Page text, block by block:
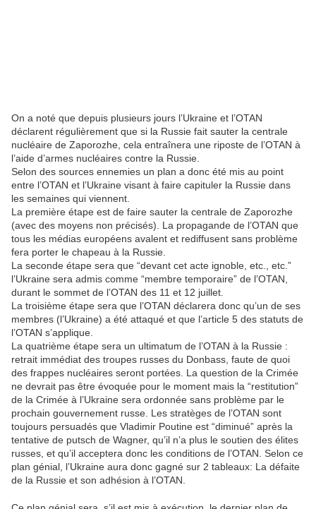
On a noté que depuis plusieurs jours l’Ukraine et l’OTAN
déclarent régulièrement que si la Russie fait sauter la centrale
nucléaire de Zaporozhe, cela entraînera une riposte de l’OTAN à
l’aide d’armes nucléaires contre la Russie.
Selon des sources ennemies un plan a donc été mis au point
entre l’OTAN et l’Ukraine visant à faire capituler la Russie dans
les semaines qui viennent.
La première étape est de faire sauter la centrale de Zaporozhe
(avec des moyens non précisés). La propagande de l’OTAN que
tous les médias européens avalent et rediffusent sans problème
fera porter le chapeau à la Russie.
La seconde étape sera que “devant cet acte ignoble, etc., etc.”
l’Ukraine sera admis comme “membre temporaire” de l’OTAN,
durant le sommet de l’OTAN des 11 et 12 juillet.
La troisième étape sera que l’OTAN déclarera donc qu’un de ses
membres (l’Ukraine) a été attaqué et que l’article 5 des statuts de
l’OTAN s’applique.
La quatrième étape sera un ultimatum de l’OTAN à la Russie :
retrait immédiat des troupes russes du Donbass, faute de quoi
des frappes nucléaires seront portées. La question de la Crimée
ne devrait pas être évoquée pour le moment mais la “restitution”
de la Crimée à l’Ukraine sera ordonnée sans problème par le
prochain gouvernement russe. Les stratèges de l’OTAN sont
toujours persuadés que Vladimir Poutine est “diminué” après la
tentative de putsch de Wagner, qu’il n’a plus le soutien des élites
russes, et qu’il acceptera donc les conditions de l’OTAN. Selon ce
plan génial, l’Ukraine aura donc gagné sur 2 tableaux: La défaite
de la Russie et son adhésion à l’OTAN.